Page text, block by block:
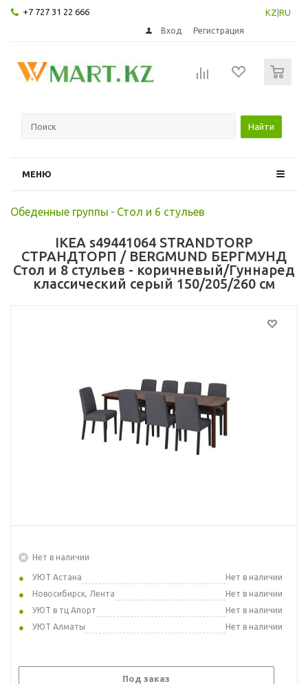
+7 727 31 22 666 KZ RU
Вход Регистрация
Найти
МЕНЮ
Обеденные группы - Стол и 6 стульев
IKEA s49441064 STRANDTORP
СТРАНДТОРП / BERGMUND БЕРГМУНД
Стол и 8 стульев - коричневый/Гуннаред
классический серый 150/205/260 см
Нет в наличии
УЮТ Астана
Нет в наличии
Новосибирск, Лента
Нет в наличии
УЮТ в тц Апорт
Нет в наличии
УЮТ Алматы
Нет в наличии
Под заказ